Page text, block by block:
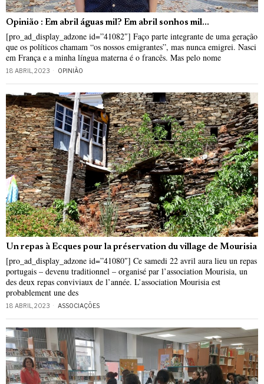
Opinião : Em abril águas mil? Em abril sonhos mil…
[pro_ad_display_adzone id=”41082″] Faço parte integrante de uma geração
que os políticos chamam “os nossos emigrantes”, mas nunca emigrei. Nasci
em França e a minha língua materna é o francês. Mas pelo nome
18 ABRIL, 2023 OPINIÃO
Un repas à Ecques pour la préservation du village de Mourisia
[pro_ad_display_adzone id=”41080″] Ce samedi 22 avril aura lieu un repas
portugais – devenu traditionnel – organisé par l’association Mourisia, un
des deux repas conviviaux de l’année. L’association Mourisia est
probablement une des
18 ABRIL, 2023 ASSOCIAÇÕES